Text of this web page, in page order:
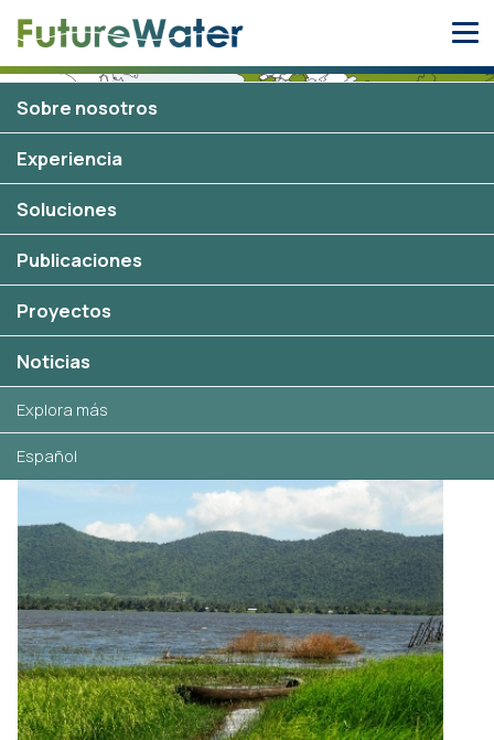
Sobre nosotros
Experiencia
Soluciones
Publicaciones
Proyectos
Noticias
Explora más
Español
Proyectos seleccionados en
Vietnam